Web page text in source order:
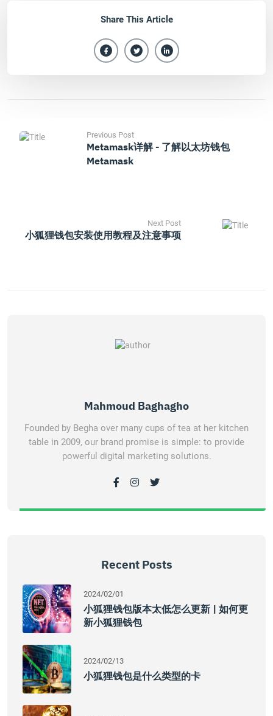
Share This Article
Previous Post
Metamask详解 - 了解以太坊钱包
Metamask
Next Post
小狐狸钱包安装使用教程及注意事项
Mahmoud Baghagho
Founded by Begha over many cups of tea at her kitchen
table in 2009, our brand promise is simple: to provide
powerful digital marketing solutions.
Recent Posts
2024/02/01
小狐狸钱包版本太低怎么更新 | 如何更
新小狐狸钱包
2024/02/13
小狐狸钱包是什么类型的卡